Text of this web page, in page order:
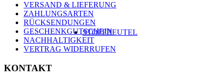
STOFFBEUTEL
VERSAND & LIEFERUNG
ZAHLUNGSARTEN
RÜCKSENDUNGEN
GESCHENKGUTSCHEIN
NACHHALTIGKEIT
VERTRAG WIDERRUFEN
KONTAKT